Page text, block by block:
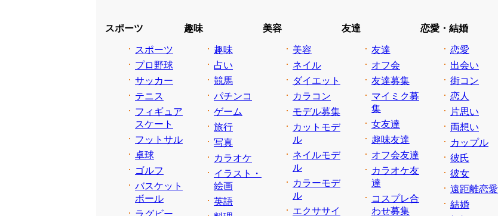
スポーツ
スポーツ
プロ野球
サッカー
テニス
フィギュア
スケート
フットサル
卓球
ゴルフ
バスケット
ボール
ラグビー
趣味
趣味
占い
競馬
パチンコ
ゲーム
旅行
写真
カラオケ
イラスト・
絵画
英語
美容
美容
ネイル
ダイエット
カラコン
モデル募集
カットモデ
ル
ネイルモデ
ル
カラーモデ
ル
エクササイ
友達
友達
オフ会
友達募集
マイミク募
集
女友達
趣味友達
オフ会友達
カラオケ友
達
コスプレ合
わせ募集
恋愛・結婚
恋愛
出会い
街コン
恋人
片思い
両想い
カップル
彼氏
彼女
遠距離恋愛
結婚